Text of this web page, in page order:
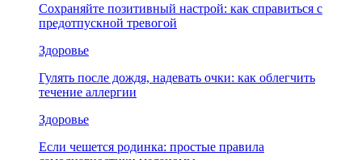
Сохраняйте позитивный настрой: как справиться с
предотпускной тревогой
Здоровье
Гулять после дождя, надевать очки: как облегчить
течение аллергии
Здоровье
Если чешется родинка: простые правила